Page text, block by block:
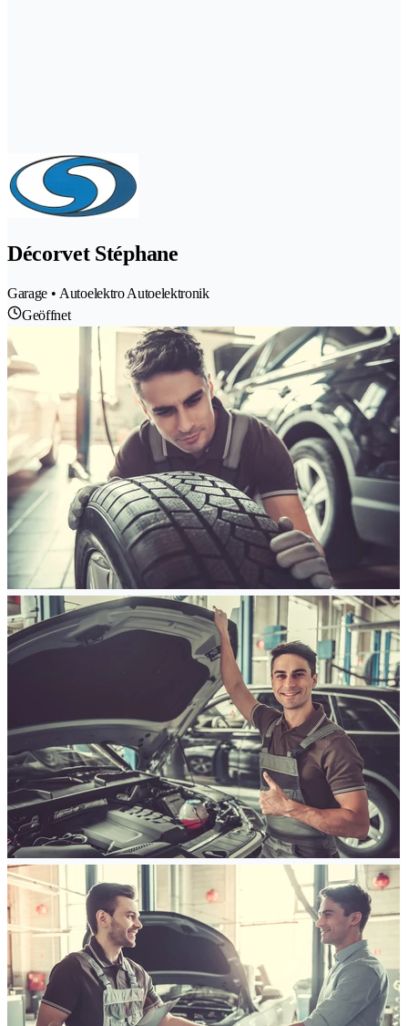
Décorvet Stéphane
Garage • Autoelektro Autoelektronik
Geöffnet